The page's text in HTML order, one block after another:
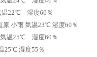
温22℃ 湿度60％
原 小雨 気温23℃ 湿度60％
温25℃ 湿度60％
25℃ 湿度55％